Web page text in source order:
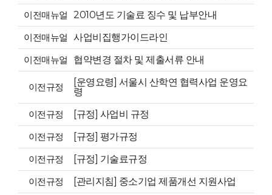
이전매뉴얼 2010년도 기술료 징수 및 납부안내
이전매뉴얼 사업비집행가이드라인
이전매뉴얼
협약변경 절차 및 제출서류 안내
이전규정
[운영요령] 서울시 산학연 협력사업 운영요
령
이전규정
[규정] 사업비 규정
이전규정
[규정] 평가규정
이전규정
[규정] 기술료규정
이전규정
[관리지침] 중소기업 제품개선 지원사업